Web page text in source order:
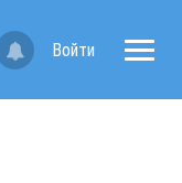
Войти